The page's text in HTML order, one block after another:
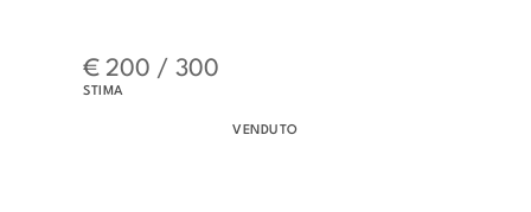
€ 200 / 300
STIMA
VENDUTO